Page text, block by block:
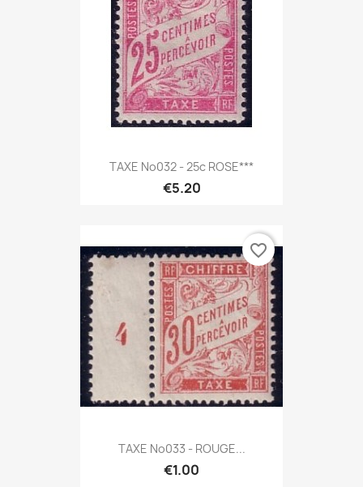
TAXE No032 - 25c ROSE***
€5.20
TAXE No033 - ROUGE...
€1.00
favorite_border